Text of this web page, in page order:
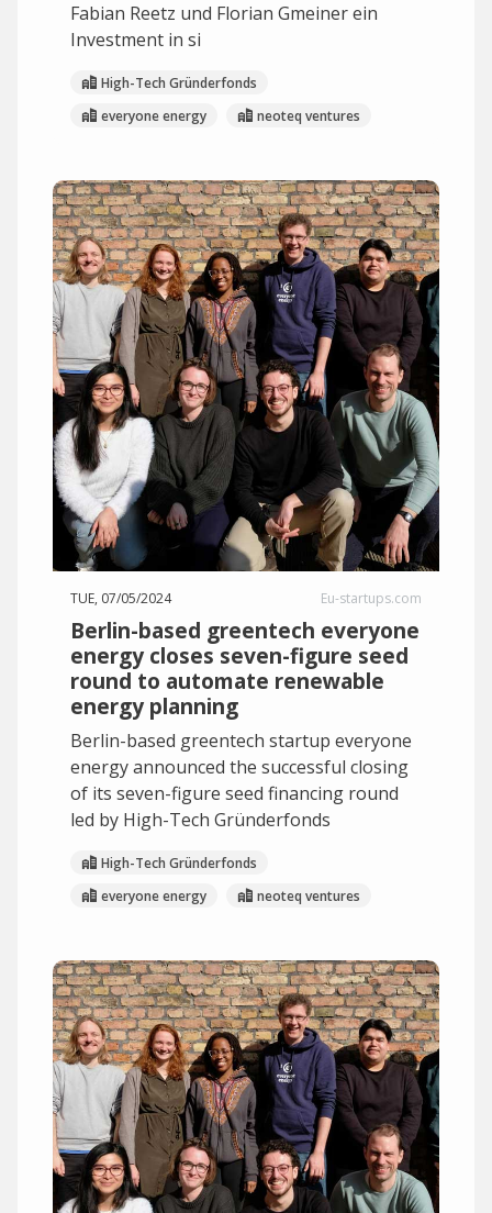
Fabian Reetz und Florian Gmeiner ein
Investment in si
High-Tech Gründerfonds
everyone energy
neoteq ventures
TUE, 07/05/2024 Eu-startups.com
Berlin-based greentech everyone
energy closes seven-figure seed
round to automate renewable
energy planning
Berlin-based greentech startup everyone
energy announced the successful closing
of its seven-figure seed financing round
led by High-Tech Gründerfonds
High-Tech Gründerfonds
everyone energy
neoteq ventures